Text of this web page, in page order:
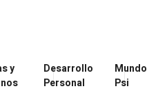
y
Desarrollo
Personal
Mundo
Psi